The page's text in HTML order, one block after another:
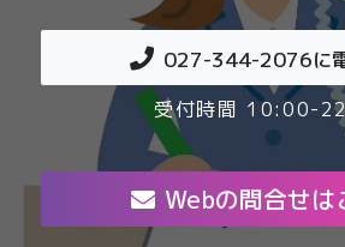
027-344-2076に
受付時間 10:00-
Webの問合せは